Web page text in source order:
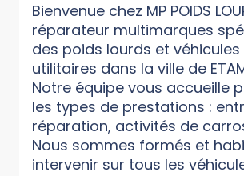
Bienvenue chez MP POIDS
réparateur multimarques
des poids lourds et véhicules
utilitaires dans la ville de
Notre équipe vous accueille
les types de prestations :
réparation, activités de
Nous sommes formés et
intervenir sur tous les